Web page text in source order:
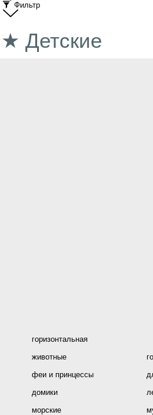
Фильтр
★ Детские
горизонтальная
животные
феи и принцессы
домики
морские